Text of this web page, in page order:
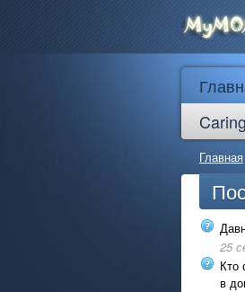
Главная
25
Кто
в